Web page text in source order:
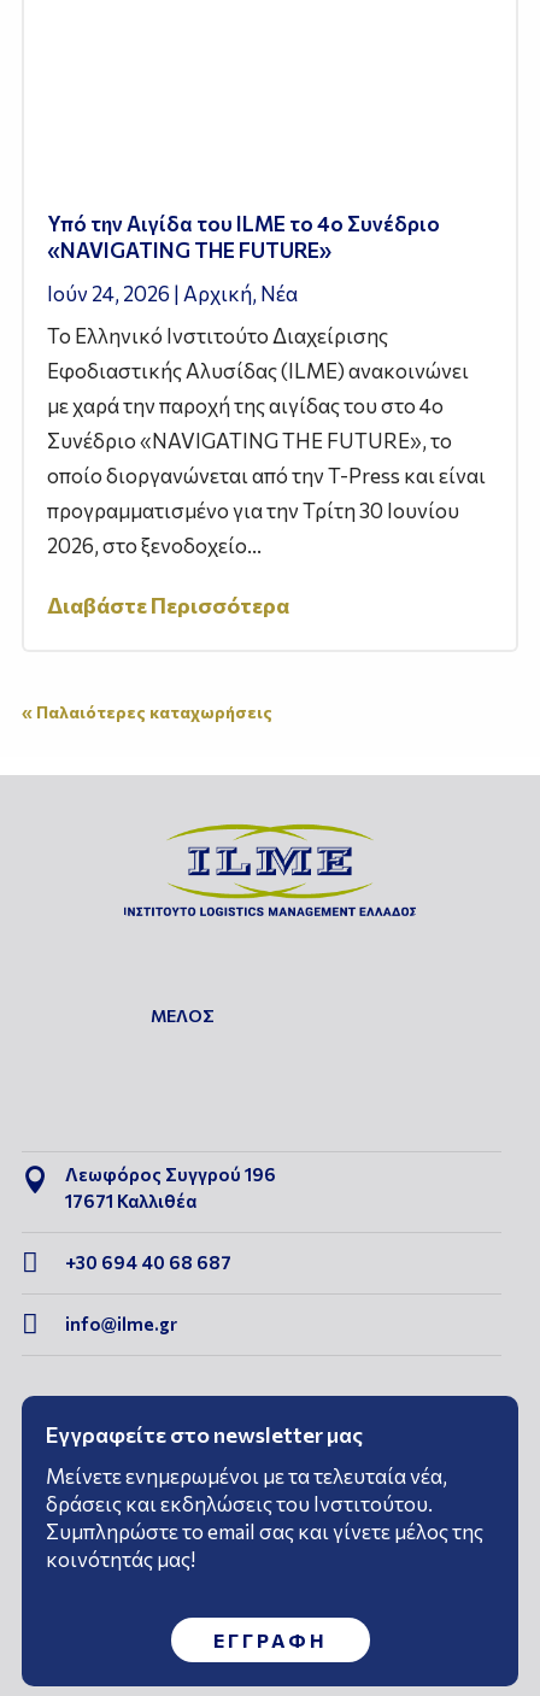
Υπό την Αιγίδα του ILME το 4ο Συνέδριο
«NAVIGATING THE FUTURE»
Ιούν 24, 2026 | Αρχική, Νέα
Το Ελληνικό Ινστιτούτο Διαχείρισης
Εφοδιαστικής Αλυσίδας (ILME) ανακοινώνει
με χαρά την παροχή της αιγίδας του στο 4ο
Συνέδριο «NAVIGATING THE FUTURE», το
οποίο διοργανώνεται από την T-Press και είναι
προγραμματισμένο για την Τρίτη 30 Ιουνίου
2026, στο ξενοδοχείο...
Διαβάστε Περισσότερα
« Παλαιότερες καταχωρήσεις
ΜΕΛΟΣ

Λεωφόρος Συγγρού 196
17671 Καλλιθέα
 +30 694 40 68 687
 info@ilme.gr
Εγγραφείτε στο newsletter μας
Μείνετε ενημερωμένοι με τα τελευταία νέα,
δράσεις και εκδηλώσεις του Ινστιτούτου.
Συμπληρώστε το email σας και γίνετε μέλος της
κοινότητάς μας!
ΕΓΓΡΑΦΗ